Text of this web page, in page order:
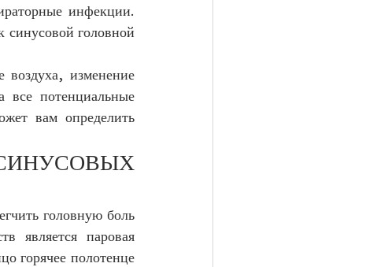
инфекции.
синусовой головной
воздуха, изменение
все потенциальные
вам определить
головную боль
является паровая
горячее полотенце